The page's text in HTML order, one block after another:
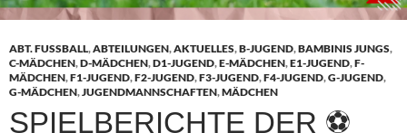
ABT. FUSSBALL ,ABTEILUNGEN,AKTUELLES,B-JUGEND,BAMBINIS JUNGS,
C-MÄDCHEN,D-MÄDCHEN,D1-JUGEND,E-MÄDCHEN,E1-JUGEND,F-
MÄDCHEN,F1-JUGEND,F2-JUGEND,F3-JUGEND,F4-JUGEND,G-JUGEND,
G-MÄDCHEN,JUGENDMANNSCHAFTEN,MÄDCHEN
SPIELBERICHTE DER ⚽